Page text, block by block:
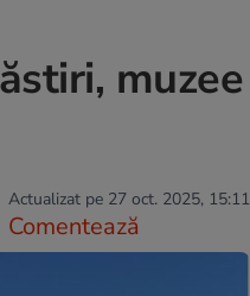
muzee
Actualizat pe 27 oct. 2025, 15:11
Comentează